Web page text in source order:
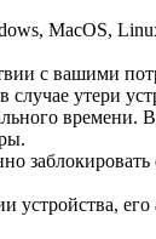
MacOS,
с вашими
случае утери
времени.
устройства,